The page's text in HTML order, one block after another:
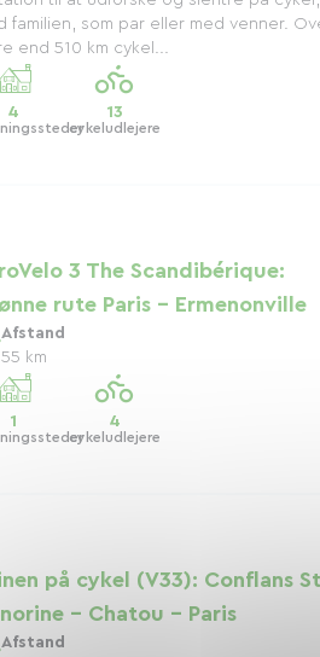
familien, som par eller med venner.
end 510 km cykel...
4 13
cykeludlejere
3 The Scandibérique:
rute Paris - Ermenonville
Afstand
55 km
1 4
cykeludlejere
på cykel (V33): Conflans
- Chatou - Paris
Afstand